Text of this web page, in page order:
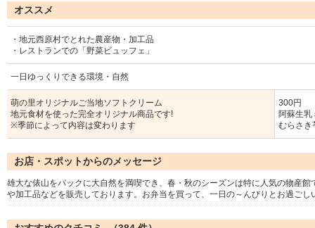
オススメ
・地元西原村でとれた農産物・加工品
・レストランでの「野菜ビュッフェ」
一日ゆっくりできる環境・自然
萌の里オリジナルご当地ソフトクリーム
地元食材を使った完全オリジナル商品です!
※季節によって内容は変わります
300円
阿蘇生乳
むらさき
お店・スポットからのメッセージ
雄大な俵山をバックに大自然を満喫でき、春・秋のシーズンは特に人気の物産
や加工品などを販売しております。お弁当を買って、一日の～んびりとお過ごし